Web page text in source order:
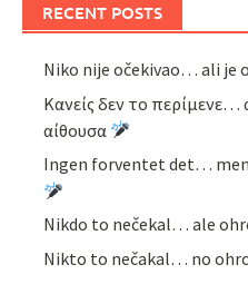
RECENT POSTS
Niko nije očekivao… ali je
Κανείς δεν το
αίθουσα
Ingen forventet det…
Nikdo to nečekal… ale
Nikto to nečakal… no